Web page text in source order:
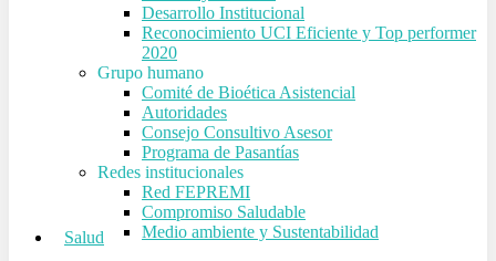
Desarrollo Institucional
Reconocimiento UCI Eficiente y Top performer
2020
Grupo humano
Comité de Bioética Asistencial
Autoridades
Consejo Consultivo Asesor
Programa de Pasantías
Redes institucionales
Red FEPREMI
Compromiso Saludable
Medio ambiente y Sustentabilidad
Salud